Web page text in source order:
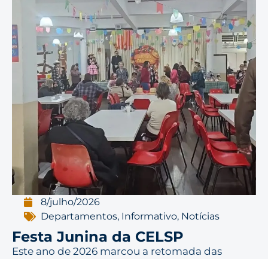
8/julho/2026
Departamentos, Informativo, Notícias
Festa Junina da CELSP
Este ano de 2026 marcou a retomada das